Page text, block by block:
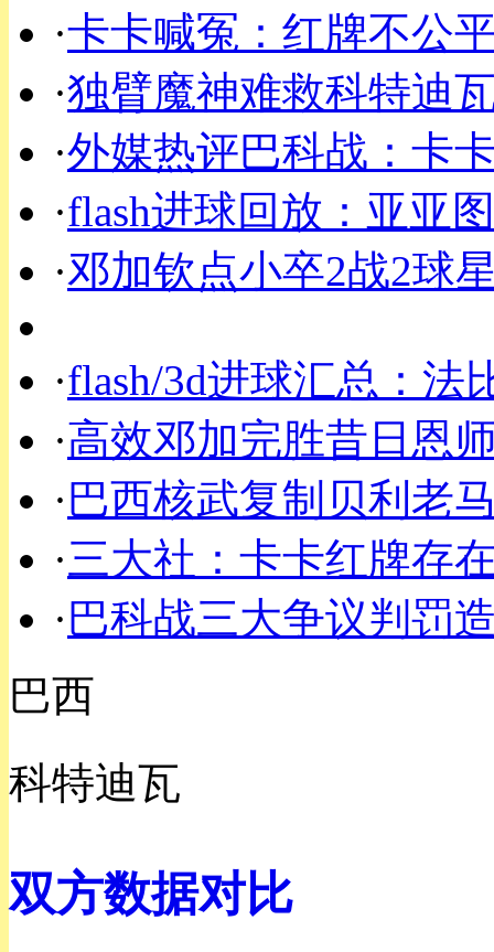
·卡卡喊冤：红牌不公
·独臂魔神难救科特迪
·外媒热评巴科战：卡
·flash进球回放：亚亚
·邓加钦点小卒2战2球
·flash/3d进球汇总：法
·高效邓加完胜昔日恩
·巴西核武复制贝利老
·三大社：卡卡红牌存
·巴科战三大争议判罚
巴西
科特迪瓦
双方数据对比